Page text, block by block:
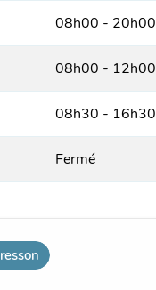
08h00 - 20h00
08h00 - 12h00
08h30 - 16h30
Fermé